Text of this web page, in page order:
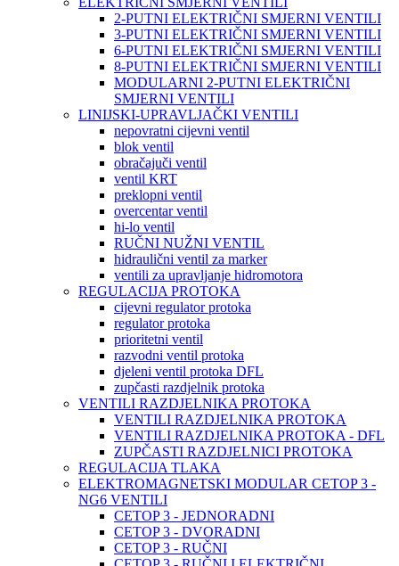
2-PUTNI ELEKTRIČNI SMJERNI VENTILI
3-PUTNI ELEKTRIČNI SMJERNI VENTILI
6-PUTNI ELEKTRIČNI SMJERNI VENTILI
8-PUTNI ELEKTRIČNI SMJERNI VENTILI
MODULARNI 2-PUTNI ELEKTRIČNI
SMJERNI VENTILI
LINIJSKI-UPRAVLJAČKI VENTILI
nepovratni cijevni ventil
blok ventil
obračajuči ventil
ventil KRT
preklopni ventil
overcentar ventil
hi-lo ventil
RUČNI NUŽNI VENTIL
hidraulični ventil za marker
ventili za upravljanje hidromotora
REGULACIJA PROTOKA
cijevni regulator protoka
regulator protoka
prioritetni ventil
razvodni ventil protoka
djeleni ventil protoka DFL
zupčasti razdjelnik protoka
VENTILI RAZDJELNIKA PROTOKA
VENTILI RAZDJELNIKA PROTOKA
VENTILI RAZDJELNIKA PROTOKA - DFL
ZUPČASTI RAZDJELNICI PROTOKA
REGULACIJA TLAKA
ELEKTROMAGNETSKI MODULAR CETOP 3 -
NG6 VENTILI
CETOP 3 - JEDNORADNI
CETOP 3 - DVORADNI
CETOP 3 - RUČNI